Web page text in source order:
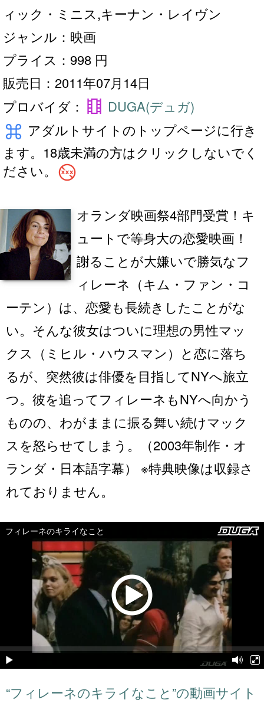
ィック・ミニス,キーナン・レイヴン
ジャンル：映画
プライス：998 円
販売日：2011年07月14日
プロバイダ： theaters DUGA(デュガ)
keyboard_command_key アダルトサイトのトップページに行き
ます。18歳未満の方はクリックしないでく
ださい。 no_adult_content
オランダ映画祭4部門受賞！キ
ュートで等身大の恋愛映画！
謝ることが大嫌いで勝気なフ
ィレーネ（キム・ファン・コ
ーテン）は、恋愛も長続きしたことがな
い。そんな彼女はついに理想の男性マッ
クス（ミヒル・ハウスマン）と恋に落ち
るが、突然彼は俳優を目指してNYへ旅立
つ。彼を追ってフィレーネもNYへ向かう
ものの、わがままに振る舞い続けマック
スを怒らせてしまう。（2003年制作・オ
ランダ・日本語字幕） ※特典映像は収録さ
れておりません。
“フィレーネのキライなこと”の動画サイト